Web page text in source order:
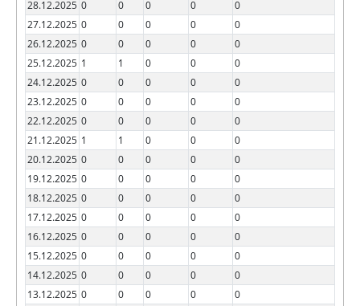
28.12.2025 0 0 0 0
0
27.12.2025 0 0 0 0
0
26.12.2025 0 0 0 0
0
25.12.2025 1 1 0 0
0
24.12.2025 0 0 0 0
0
23.12.2025 0 0 0 0
0
22.12.2025 0 0 0 0
0
21.12.2025 1 1 0 0
0
20.12.2025 0 0 0 0
0
19.12.2025 0 0 0 0
0
18.12.2025 0 0 0 0
0
17.12.2025 0 0 0 0
0
16.12.2025 0 0 0 0
0
15.12.2025 0 0 0 0
0
14.12.2025 0 0 0 0
0
13.12.2025 0 0 0 0
0